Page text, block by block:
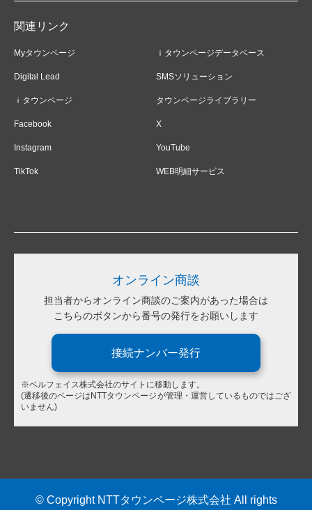
関連リンク
Myタウンページ ｉタウンページデータベース
Digital Lead SMSソリューション
ｉタウンページ タウンページライブラリー
Facebook X
Instagram YouTube
TikTok WEB明細サービス
オンライン商談
担当者からオンライン商談のご案内があった場合は
こちらのボタンから番号の発行をお願いします
接続ナンバー発行
※ベルフェイス株式会社のサイトに移動します。
(遷移後のページはNTTタウンページが管理・運営しているものではござ
いません)
© Copyright NTTタウンページ株式会社 All rights